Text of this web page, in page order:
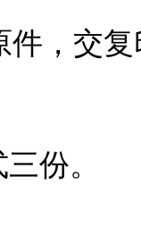
件，交
份。